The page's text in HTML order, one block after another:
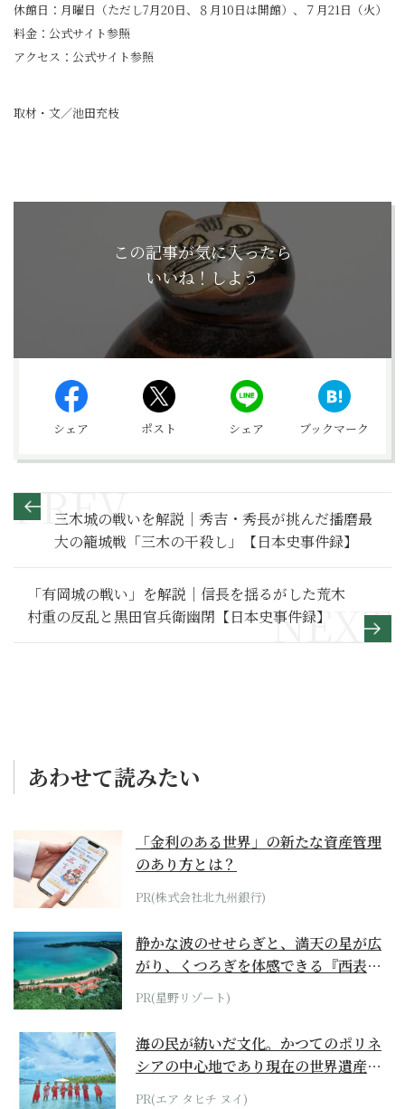
休館日：月曜日（ただし7月20日、８月10日は開館）、７月21日（火）
料金：公式サイト参照
アクセス：公式サイト参照
取材・文／池田充枝
この記事が気に入ったら
いいね！しよう
シェア ポスト シェア ブックマーク
三木城の戦いを解説｜秀吉・秀長が挑んだ播磨最
大の籠城戦「三木の干殺し」【日本史事件録】
「有岡城の戦い」を解説｜信長を揺るがした荒木
村重の反乱と黒田官兵衛幽閉【日本史事件録】
あわせて読みたい
「金利のある世界」の新たな資産管理
のあり方とは？
PR(株式会社北九州銀行)
静かな波のせせらぎと、満天の星が広
がり、くつろぎを体感できる『西表島
ホテル by...
PR(星野リゾート)
海の民が紡いだ文化。かつてのポリネ
シアの中心地であり現在の世界遺産か
らみえてくる...
PR(エア タヒチ ヌイ)